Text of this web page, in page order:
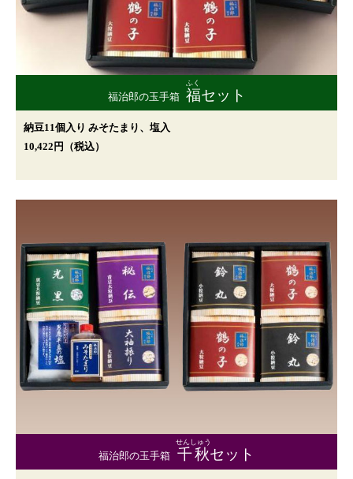
福治郎の玉手箱 福
ふく
セット
納豆11個入り みそたまり、塩入
10,422円（税込）
福治郎の玉手箱 千秋
せんしゅう
セット